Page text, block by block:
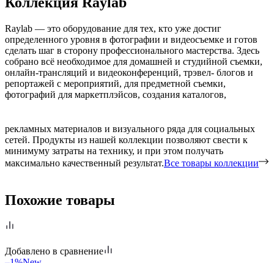
Raylab — это оборудование для тех, кто уже достиг
определенного уровня в фотографии и видеосъемке и готов
сделать шаг в сторону профессионального мастерства. Здесь
собрано всё необходимое для домашней и студийной съемки,
онлайн-трансляций и видеоконференций, трэвел- блогов и
репортажей с мероприятий, для предметной съемки,
фотографий для маркетплэйсов, создания каталогов,
рекламных материалов и визуального ряда для социальных
сетей. Продукты из нашей коллекции позволяют свести к
минимуму затраты на технику, и при этом получать
максимально качественный результат.Все товары коллекции
Похожие товары
Добавлено в сравнение